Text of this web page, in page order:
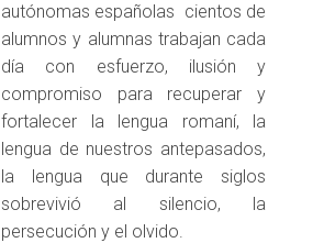
autónomas españolas cientos de
alumnos y alumnas trabajan cada
día con esfuerzo, ilusión y
compromiso para recuperar y
fortalecer la lengua romaní, la
lengua de nuestros antepasados,
la lengua que durante siglos
sobrevivió al silencio, la
persecución y el olvido.